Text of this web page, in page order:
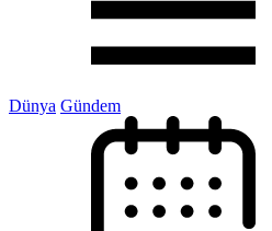
Dünya Gündem